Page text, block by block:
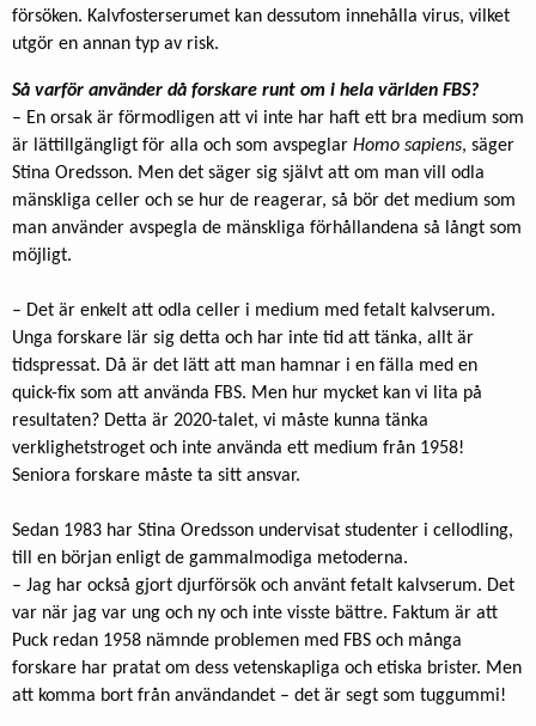
försöken. Kalvfosterserumet kan dessutom innehålla virus, vilket
utgör en annan typ av risk.
Så varför använder då forskare runt om i hela världen FBS?
– En orsak är förmodligen att vi inte har haft ett bra medium som
är lättillgängligt för alla och som avspeglar Homo sapiens, säger
Stina Oredsson. Men det säger sig självt att om man vill odla
mänskliga celler och se hur de reagerar, så bör det medium som
man använder avspegla de mänskliga förhållandena så långt som
möjligt.
– Det är enkelt att odla celler i medium med fetalt kalvserum.
Unga forskare lär sig detta och har inte tid att tänka, allt är
tidspressat. Då är det lätt att man hamnar i en fälla med en
quick-fix som att använda FBS. Men hur mycket kan vi lita på
resultaten? Detta är 2020-talet, vi måste kunna tänka
verklighetstroget och inte använda ett medium från 1958!
Seniora forskare måste ta sitt ansvar.
Sedan 1983 har Stina Oredsson undervisat studenter i cellodling,
till en början enligt de gammalmodiga metoderna.
– Jag har också gjort djurförsök och använt fetalt kalvserum. Det
var när jag var ung och ny och inte visste bättre. Faktum är att
Puck redan 1958 nämnde problemen med FBS och många
forskare har pratat om dess vetenskapliga och etiska brister. Men
att komma bort från användandet – det är segt som tuggummi!